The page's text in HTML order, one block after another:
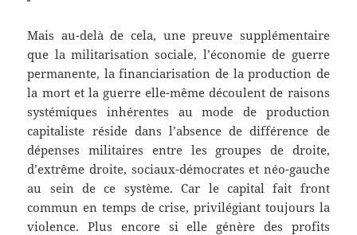
Mais au-delà de cela, une preuve supplémentaire
que la militarisation sociale, l’économie de guerre
permanente, la financiarisation de la production de
la mort et la guerre elle-même découlent de raisons
systémiques inhérentes au mode de production
capitaliste réside dans l’absence de différence de
dépenses militaires entre les groupes de droite,
d’extrême droite, sociaux-démocrates et néo-gauche
au sein de ce système. Car le capital fait front
commun en temps de crise, privilégiant toujours la
violence. Plus encore si elle génère des profits